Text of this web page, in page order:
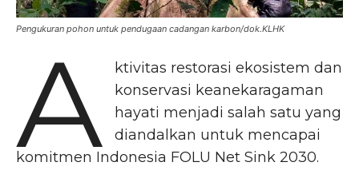
Pengukuran pohon untuk pendugaan cadangan karbon/dok.KLHK
A
ktivitas restorasi ekosistem dan
konservasi keanekaragaman
hayati menjadi salah satu yang
diandalkan untuk mencapai
komitmen Indonesia FOLU Net Sink 2030.